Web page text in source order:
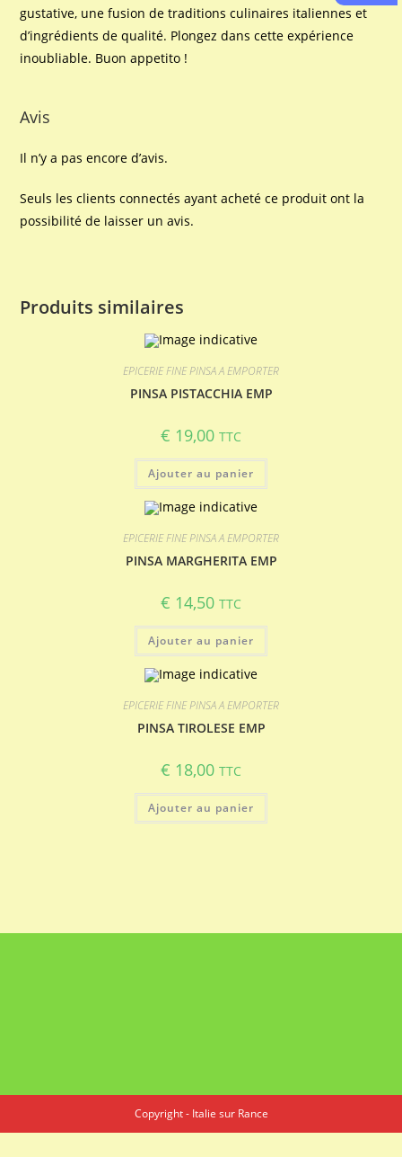
gustative, une fusion de traditions culinaires italiennes et
d’ingrédients de qualité. Plongez dans cette expérience
inoubliable. Buon appetito !
Avis
Il n’y a pas encore d’avis.
Seuls les clients connectés ayant acheté ce produit ont la
possibilité de laisser un avis.
Produits similaires
EPICERIE FINE PINSA A EMPORTER
PINSA PISTACCHIA EMP
€ 19,00 TTC
Ajouter au panier
EPICERIE FINE PINSA A EMPORTER
PINSA MARGHERITA EMP
€ 14,50 TTC
Ajouter au panier
EPICERIE FINE PINSA A EMPORTER
PINSA TIROLESE EMP
€ 18,00 TTC
Ajouter au panier
Copyright - Italie sur Rance